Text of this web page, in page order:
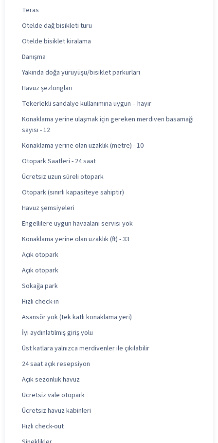
Teras
Otelde dağ bisikleti turu
Otelde bisiklet kiralama
Danışma
Yakında doğa yürüyüşü/bisiklet parkurları
Havuz şezlongları
Tekerlekli sandalye kullanımına uygun – hayır
Konaklama yerine ulaşmak için gereken merdiven basamağı
sayısı - 12
Konaklama yerine olan uzaklık (metre) - 10
Otopark Saatleri - 24 saat
Ücretsiz uzun süreli otopark
Otopark (sınırlı kapasiteye sahiptir)
Havuz şemsiyeleri
Engellilere uygun havaalanı servisi yok
Konaklama yerine olan uzaklık (ft) - 33
Açık otopark
Açık otopark
Sokağa park
Hızlı check-in
Asansör yok (tek katlı konaklama yeri)
İyi aydınlatılmış giriş yolu
Üst katlara yalnızca merdivenler ile çıkılabilir
24 saat açık resepsiyon
Açık sezonluk havuz
Ücretsiz vale otopark
Ücretsiz havuz kabinleri
Hızlı check-out